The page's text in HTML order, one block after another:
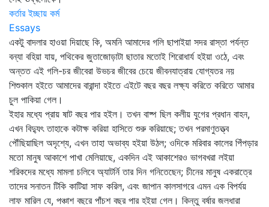
কর্তার ইচ্ছায় কর্ম
Essays
একটু বাদলার হাওয়া দিয়াছে কি, অমনি আমাদের গলি ছাপাইয়া সদর রাস্তা পর্যন্ত
বন্যা বহিয়া যায়, পথিকের জুতাজোড়াটা ছাতার মতোই শিরোধার্য হইয়া ওঠে, এবং
অন্তত এই গলি-চর জীবেরা উভচর জীবের চেয়ে জীবনযাত্রায় যোগ্যতর নয়
শিশুকাল হইতে আমাদের বারান্দা হইতে এইটে বছর বছর লক্ষ্য করিতে করিতে আমার
চুল পাকিয়া গেল।
ইহার মধ্যে প্রায় ষাট বছর পার হইল। তখন বাষ্প ছিল কলীয় যুগের প্রধান বাহন,
এখন বিদ্যুৎ তাহাকে কটাক্ষ করিয়া হাসিতে শুরু করিয়াছে; তখন পরমাণুতত্ত্ব
পৌঁছিয়াছিল অদৃশ্যে, এখন তাহা অভাব্য হইয়া উঠল; ওদিকে মরিবার কালের পিঁপড়ার
মতো মানুষ আকাশে পাখা মেলিয়াছে, একদিন এই আকাশেরও ভাগবখরা লইয়া
শরিকদের মধ্যে মামলা চলিবে অ্যাটর্নি তার দিন গনিতেছেন; চীনের মানুষ একরাত্রে
তাদের সনাতন টিকি কাটিয়া সাফ করিল, এবং জাপান কালসাগরে এমন এক বিপর্যয়
লাফ মারিল যে, পঞ্চাশ বছরে পাঁচশ বছর পার হইয়া গেল। কিন্তু বর্ষার জলধারা